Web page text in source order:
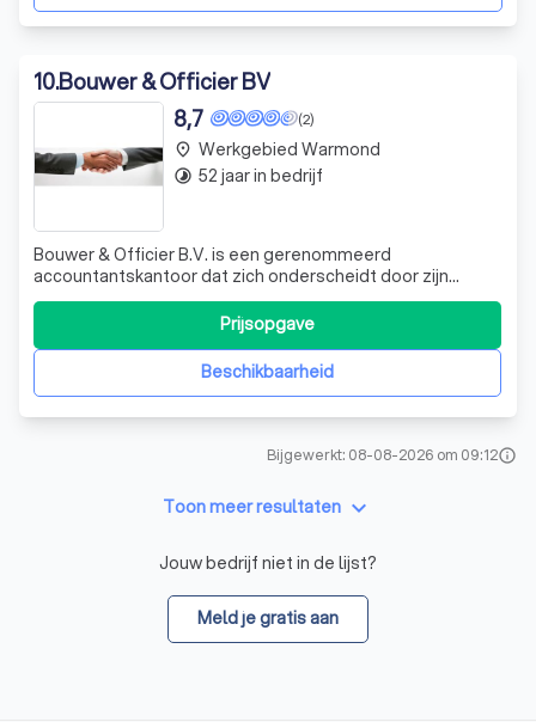
10.Bouwer & Officier BV
(2)
8,7
Bouwer & Officier B.V. is een gerenommeerd
accountantskantoor dat zich onderscheidt door zijn
persoonlijke benadering, ondernemingsgeest en het
opbouwen van duurzame relaties. Wij zijn slagvaardig en
resultaatgericht in het behartigen van uw financiële
belangen, met oog voor de mens achter de ondern
Beschikbaarheid
Prijsopgave
place Werkgebied Warmond
timelapse 52 jaar in bedrijf
Bijgewerkt: 08-08-2026 om 09:12info
Toon meer resultaten keyboard_arrow_down
Jouw bedrijf niet in de lijst?
Meld je gratis aan